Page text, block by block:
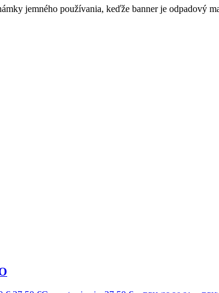
jemného používania, keďže banner je odpadový